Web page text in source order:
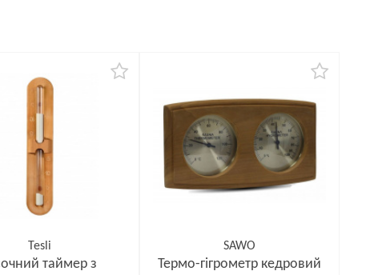
Tesli
таймер з
SAWO
Термо-гігрометр кедровий